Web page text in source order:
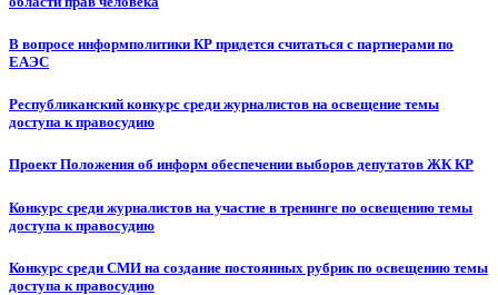
В вопросе информполитики КР придется считаться с партнерами по
ЕАЭС
Республиканский конкурс среди журналистов на освещение темы
доступа к правосудию
Проект Положения об информ обеспечении выборов депутатов ЖК КР
Конкурс среди журналистов на участие в тренинге по освещению темы
доступа к правосудию
Конкурс среди СМИ на создание постоянных рубрик по освещению темы
доступа к правосудию